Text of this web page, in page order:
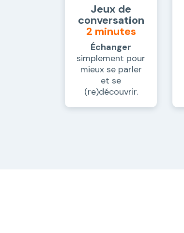
Jeux de
conversation
2 minutes
Échanger
simplement pour
mieux se parler
et se
(re)découvrir.